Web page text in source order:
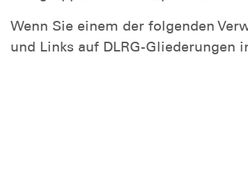
Wenn Sie einem der folgenden
und Links auf DLRG-Gliederungen